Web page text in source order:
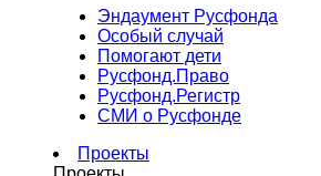
Эндаумент Русфонда
Особый случай
Помогают дети
Русфонд.Право
Русфонд.Регистр
СМИ о Русфонде
Проекты